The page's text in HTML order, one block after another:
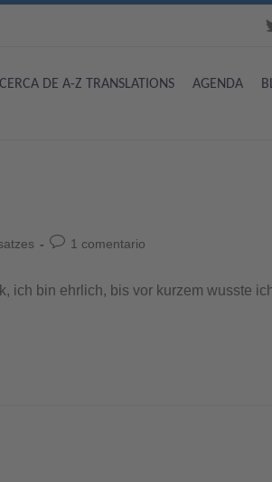
DE A-Z TRANSLATIONS AGENDA
1 comentario
ich bin ehrlich, bis vor kurzem wusste